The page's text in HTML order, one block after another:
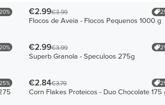
€2.99€3.99
Flocos de Aveia - Flocos Pequenos 1000 g
€2.99€3.99
Superb Granola - Speculoos 275g
€2.84€3.79
Corn Flakes Proteicos - Duo Chocolate 175